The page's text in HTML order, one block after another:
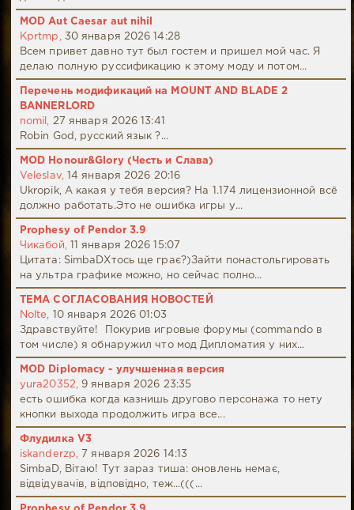
MOD Aut Caesar aut nihil
Kprtmp,
30 января 2026 14:28
Всем привет давно тут был гостем и пришел мой час. Я
делаю полную руссификацию к этому моду и потом...
Перечень модификаций на MOUNT AND BLADE 2
BANNERLORD
nomil,
27 января 2026 13:41
Robin God, русский язык ?...
MOD Honour&Glory (Честь и Слава)
Veleslav,
14 января 2026 20:16
Ukropik, А какая у тебя версия? На 1.174 лицензионной всё
должно работать.Это не ошибка игры у...
Prophesy of Pendor 3.9
Чикабой,
11 января 2026 15:07
Цитата: SimbaDХтось ще грає?)Зайти понастольгировать
на ультра графике можно, но сейчас полно...
ТЕМА СОГЛАСОВАНИЯ НОВОСТЕЙ
Nolte,
10 января 2026 01:03
Здравствуйте! Покурив игровые форумы (commando в
том числе) я обнаружил что мод Дипломатия у них...
MOD Diplomacy - улучшенная версия
yura20352,
9 января 2026 23:35
есть ошибка когда казнишь другово персонажа то нету
кнопки выхода продолжить игра все...
Флудилка V3
iskanderzp,
7 января 2026 14:13
SimbaD, Вітаю! Тут зараз тиша: оновлень немає,
відвідувачів, відповідно, теж...(((...